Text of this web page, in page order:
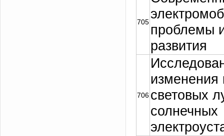
705 проблемы
развития
706
изменения
световых
солнечных